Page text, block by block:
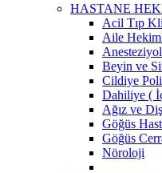
HASTANE
Acil Tıp
Aile
Beyin ve
Cildiye
Dahiliye (
Ağız ve Diş
Göğüs
Göğüs
Nöroloji